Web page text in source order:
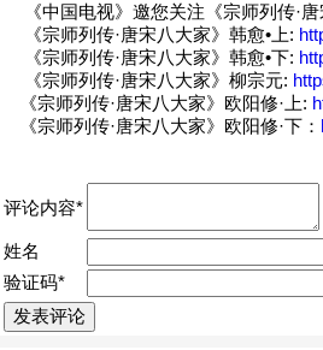
《中国电视》邀您关注《宗师列传·唐
《宗师列传·唐宋八大家》韩愈•上:
《宗师列传·唐宋八大家》韩愈•下:
《宗师列传·唐宋八大家》柳宗元:
《宗师列传·唐宋八大家》欧阳修·上:
《宗师列传·唐宋八大家》欧阳修·下：
评论内容*
姓名
验证码*